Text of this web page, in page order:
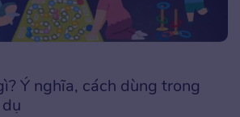
Ý nghĩa, cách dùng trong